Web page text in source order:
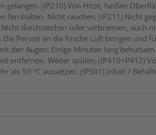
gelangen.|(P210) Von Hitze, heißen
fernhalten. Nicht rauchen.|(P211) Nicht
durchstechen oder verbrennen, auch
Person an die frische Luft bringen und
den Augen: Einige Minuten lang
entfernen. Weiter spülen.|(P410+P412)
als 50 °C aussetzen.|(P501) Inhalt /